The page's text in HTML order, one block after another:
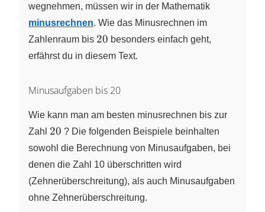
wegnehmen, müssen wir in der Mathematik
minusrechnen. Wie das Minusrechnen im
Zahlenraum bis 20
20 besonders einfach geht,
erfährst du in diesem Text.
Minusaufgaben bis 20
Wie kann man am besten minusrechnen bis zur
Zahl 20
20 ? Die folgenden Beispiele beinhalten
sowohl die Berechnung von Minusaufgaben, bei
denen die Zahl 10 überschritten wird
(Zehnerüberschreitung), als auch Minusaufgaben
ohne Zehnerüberschreitung.